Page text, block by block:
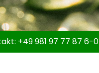
+49 981 97 77 87 6-0